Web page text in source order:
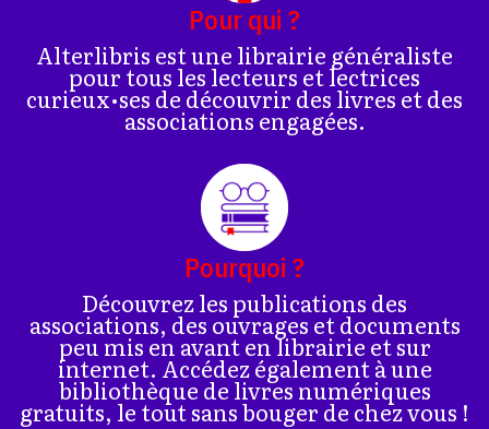
Pour qui ?
Alterlibris est une librairie généraliste
pour tous les lecteurs et lectrices
curieux•ses de découvrir des livres et des
associations engagées.
Pourquoi ?
Découvrez les publications des
associations, des ouvrages et documents
peu mis en avant en librairie et sur
internet. Accédez également à une
bibliothèque de livres numériques
gratuits, le tout sans bouger de chez vous !